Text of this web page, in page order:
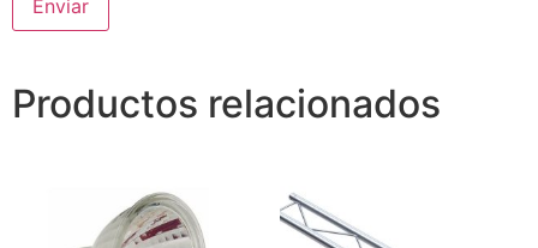
Productos relacionados